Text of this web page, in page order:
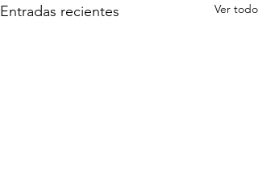
Entradas recientes Ver todo